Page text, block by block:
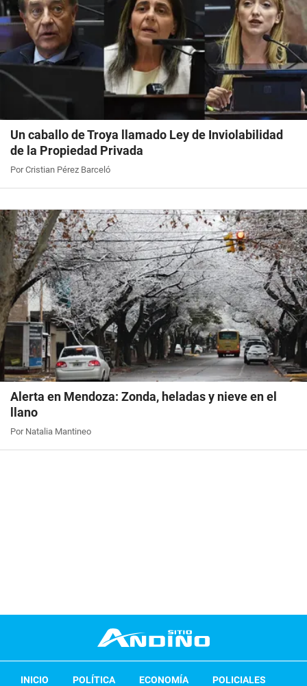
Un caballo de Troya llamado Ley de Inviolabilidad
de la Propiedad Privada
Por Cristian Pérez Barceló
Alerta en Mendoza: Zonda, heladas y nieve en el
llano
Por Natalia Mantineo
INICIO POLÍTICA ECONOMÍA POLICIALES